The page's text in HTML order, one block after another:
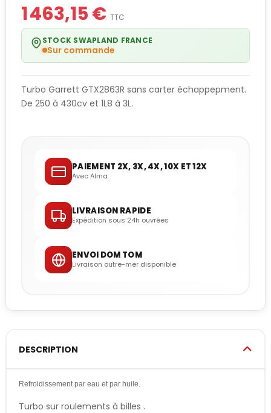
1 463,15 € TTC
STOCK SWAPLAND FRANCE
Sur commande
Turbo Garrett GTX2863R sans carter échappepment.
De 250 à 430cv et 1L8 à 3L.
PAIEMENT 2X, 3X, 4X, 10X ET 12X
Avec Alma
LIVRAISON RAPIDE
Expédition sous 24h ouvrées
ENVOI DOM TOM
Livraison outre-mer disponible
DESCRIPTION
Refroidissement par eau et par huile.
Turbo sur roulements à billes .